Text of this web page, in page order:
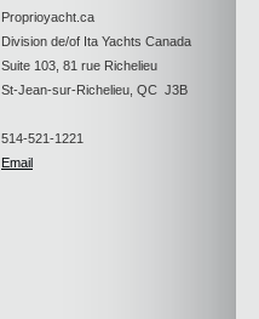
Proprioyacht.ca
Division de/of Ita Yachts Canada
Suite 103, 81 rue Richelieu
St-Jean-sur-Richelieu, QC J3B
514-521-1221
Email